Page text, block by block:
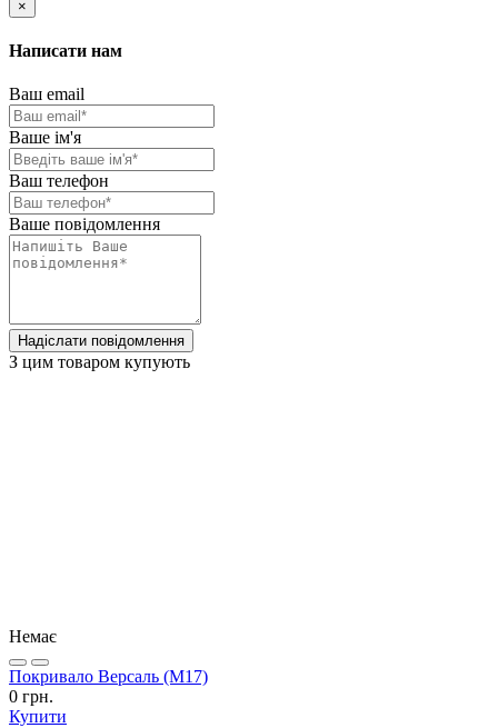
×
Написати нам
Ваш email
Ваше ім'я
Ваш телефон
Ваше повідомлення
Надіслати повідомлення
З цим товаром купують
Немає
Покривало Версаль (М17)
0 грн.
Купити